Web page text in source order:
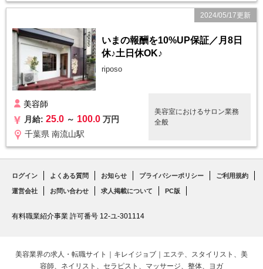
2024/05/17更新
いまの報酬を10%UP保証／月8日
休♪土日休OK♪
riposo
美容師
月給: 25.0 ～ 100.0 万円
千葉県 南流山駅
美容室におけるサロン業務
全般
ログイン よくある質問 お知らせ プライバシーポリシー ご利用規約
運営会社 お問い合わせ 求人掲載について PC版
有料職業紹介事業 許可番号 12-ユ-301114
美容業界の求人・転職サイト｜キレイジョブ｜エステ、スタイリスト、美
容師、ネイリスト、セラピスト、マッサージ、整体、ヨガ